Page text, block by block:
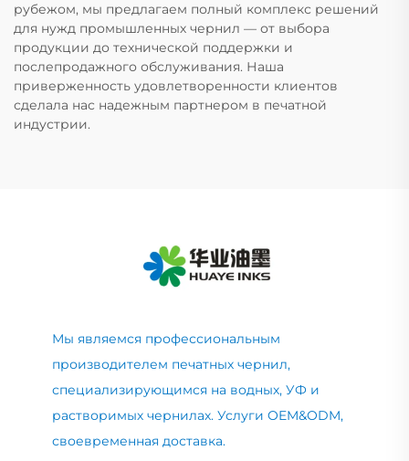
рубежом, мы предлагаем полный комплекс решений
для нужд промышленных чернил — от выбора
продукции до технической поддержки и
послепродажного обслуживания. Наша
приверженность удовлетворенности клиентов
сделала нас надежным партнером в печатной
индустрии.
Мы являемся профессиональным
производителем печатных чернил,
специализирующимся на водных, УФ и
растворимых чернилах. Услуги OEM&ODM,
своевременная доставка.